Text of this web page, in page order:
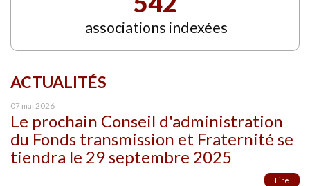
associations indexées
ACTUALITÉS
07 mai 2026
Le prochain Conseil d'administration
du Fonds transmission et Fraternité se
tiendra le 29 septembre 2025
Lire